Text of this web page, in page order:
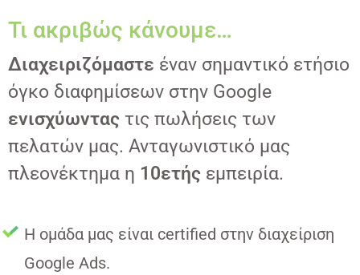
Τι ακριβώς κάνουμε…
Διαχειριζόμαστε έναν σημαντικό ετήσιο
όγκο διαφημίσεων στην Google
ενισχύωντας τις πωλήσεις των
πελατών μας. Ανταγωνιστικό μας
πλεονέκτημα η 10ετής εμπειρία.
Η ομάδα μας είναι certified στην διαχείριση
Google Ads.